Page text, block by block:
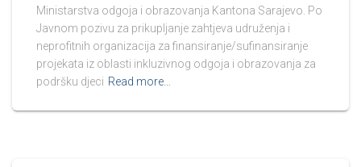
Ministarstva odgoja i obrazovanja Kantona Sarajevo. Po
Javnom pozivu za prikupljanje zahtjeva udruženja i
neprofitnih organizacija za finansiranje/sufinansiranje
projekata iz oblasti inkluzivnog odgoja i obrazovanja za
podršku djeci Read more…